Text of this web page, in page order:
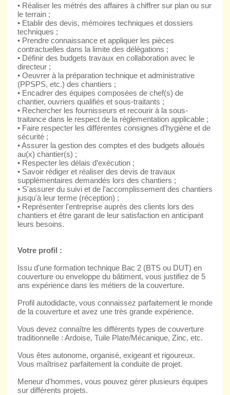
• Réaliser les métrés des affaires à chiffrer sur plan ou sur
le terrain ;
• Etablir des devis, mémoires techniques et dossiers
techniques ;
• Prendre connaissance et appliquer les pièces
contractuelles dans la limite des délégations ;
• Définir des budgets travaux en collaboration avec le
directeur ;
• Oeuvrer à la préparation technique et administrative
(PPSPS, etc.) des chantiers ;
• Encadrer des équipes composées de chef(s) de
chantier, ouvriers qualifiés et sous-traitants ;
• Rechercher les fournisseurs et recourir à la sous-
traitance dans le respect de la réglementation applicable ;
• Faire respecter les différentes consignes d’hygiène et de
sécurité ;
• Assurer la gestion des comptes et des budgets alloués
au(x) chantier(s) ;
• Respecter les délais d’exécution ;
• Savoir rédiger et réaliser des devis de travaux
supplémentaires demandés lors des chantiers ;
• S'assurer du suivi et de l'accomplissement des chantiers
jusqu'à leur terme (réception) ;
• Représenter l'entreprise auprès des clients lors des
chantiers et être garant de leur satisfaction en anticipant
leurs besoins.
Votre profil :
Issu d'une formation technique Bac 2 (BTS ou DUT) en
couverture ou enveloppe du bâtiment, vous justifiez de 5
ans expérience dans les métiers de la couverture.
Profil autodidacte, vous connaissez parfaitement le monde
de la couverture et avez une très grande expérience.
Vous devez connaître les différents types de couverture
traditionnelle : Ardoise, Tuile Plate/Mécanique, Zinc, etc.
Vous êtes autonome, organisé, exigeant et rigoureux.
Vous maîtrisez parfaitement la conduite de projet.
Meneur d'hommes, vous pouvez gérer plusieurs équipes
sur différents projets.